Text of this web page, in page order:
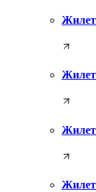
Жилет
Жилет
Жилет
Жилет